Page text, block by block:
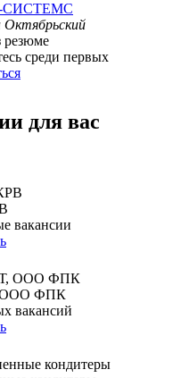
СИСТЕМС
Октябрьский
среди первых
для вас
вакансии
ФПК
вакансий